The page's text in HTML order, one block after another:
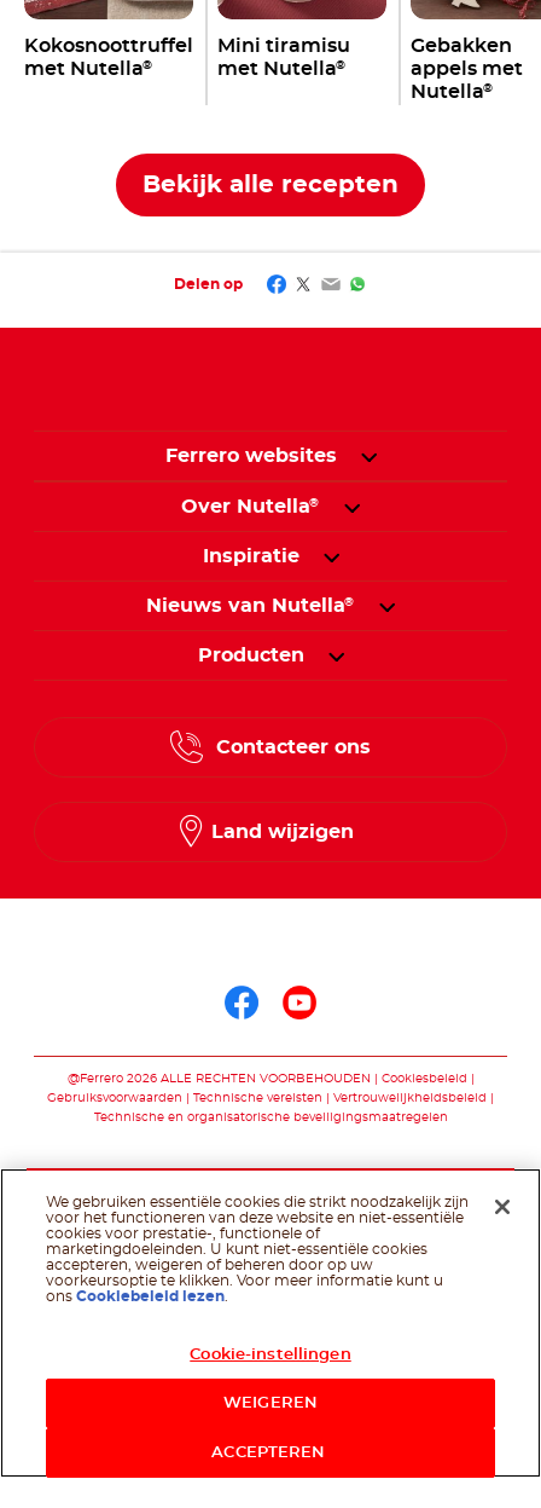
Kokosnoottruffels
met Nutella®
Mini tiramisu
met Nutella®
Gebakken
appels met
Nutella®
Bekijk alle recepten
Delen op Facebook
Twitter
EmailWhatsApp
Ferrero websites
Over Nutella®
Inspiratie
Nieuws van Nutella®
Producten
Contacteer ons
Land wijzigen
@Ferrero 2026 ALLE RECHTEN VOORBEHOUDEN
Cookiesbeleid
Gebruiksvoorwaarden
Technische vereisten
Vertrouwelijkheidsbeleid
Technische en organisatorische beveiligingsmaatregelen
We gebruiken essentiële cookies die strikt noodzakelijk zijn
voor het functioneren van deze website en niet-essentiële
cookies voor prestatie-, functionele of
marketingdoeleinden. U kunt niet-essentiële cookies
accepteren, weigeren of beheren door op uw
voorkeursoptie te klikken. Voor meer informatie kunt u
onsCookiebeleid lezen
Cookie-instellingen
WEIGEREN
ACCEPTEREN